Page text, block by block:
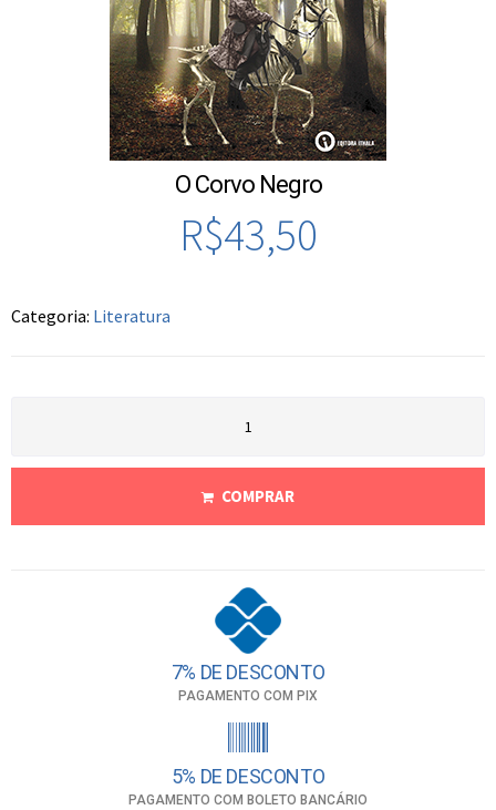
O Corvo Negro
R$43,50
Categoria: Literatura
COMPRAR
7% DE DESCONTO
PAGAMENTO COM PIX
5% DE DESCONTO
PAGAMENTO COM BOLETO BANCÁRIO